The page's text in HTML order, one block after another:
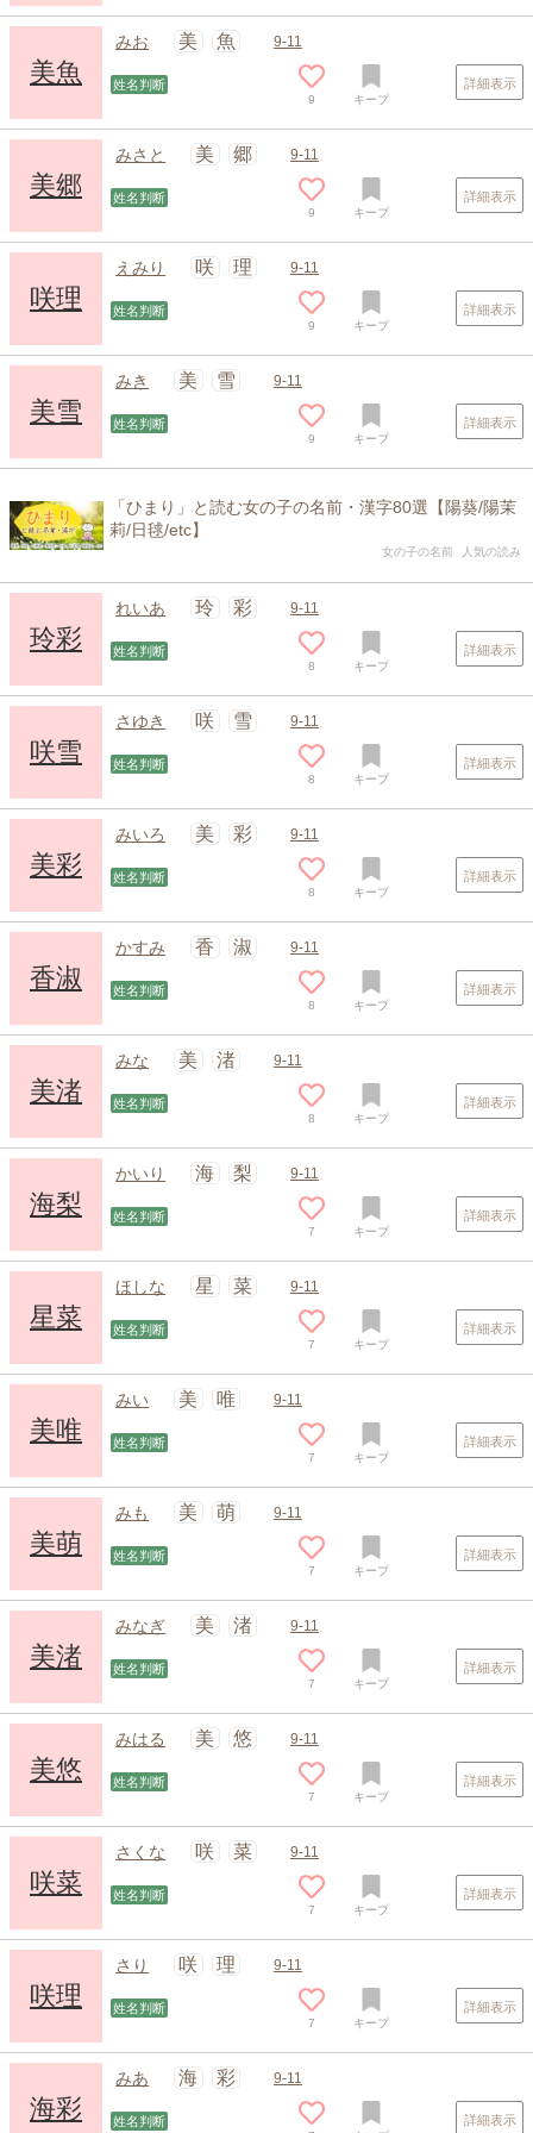
美魚
みお 美 魚 9-11
姓名判断
9 キープ
詳細表示
美郷
みさと 美 郷 9-11
姓名判断
9 キープ
詳細表示
咲理
えみり 咲 理 9-11
姓名判断
9 キープ
詳細表示
美雪
みき 美 雪 9-11
姓名判断
9 キープ
詳細表示
「ひまり」と読む女の子の名前・漢字80選【陽葵/陽茉
莉/日毬/etc】
女の子の名前 人気の読み
玲彩
れいあ 玲 彩 9-11
姓名判断
8 キープ
詳細表示
咲雪
さゆき 咲 雪 9-11
姓名判断
8 キープ
詳細表示
美彩
みいろ 美 彩 9-11
姓名判断
8 キープ
詳細表示
香淑
かすみ 香 淑 9-11
姓名判断
8 キープ
詳細表示
美渚
みな 美 渚 9-11
姓名判断
8 キープ
詳細表示
海梨
かいり 海 梨 9-11
姓名判断
7 キープ
詳細表示
星菜
ほしな 星 菜 9-11
姓名判断
7 キープ
詳細表示
美唯
みい 美 唯 9-11
姓名判断
7 キープ
詳細表示
美萌
みも 美 萌 9-11
姓名判断
7 キープ
詳細表示
美渚
みなぎ 美 渚 9-11
姓名判断
7 キープ
詳細表示
美悠
みはる 美 悠 9-11
姓名判断
7 キープ
詳細表示
咲菜
さくな 咲 菜 9-11
姓名判断
7 キープ
詳細表示
咲理
さり 咲 理 9-11
姓名判断
7 キープ
詳細表示
海彩
みあ 海 彩 9-11
姓名判断 詳細表示